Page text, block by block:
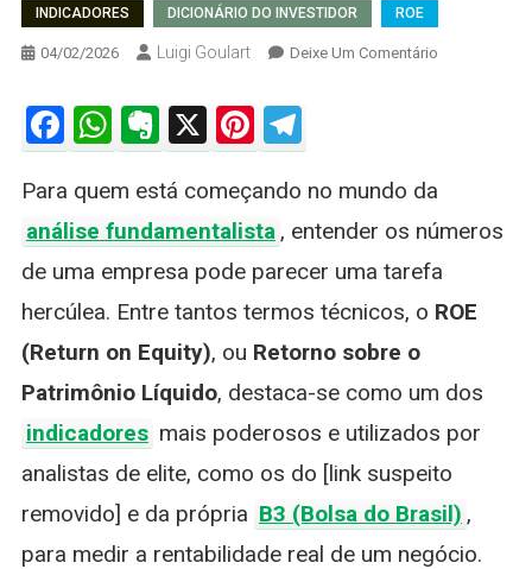
INDICADORES DICIONÁRIO DO INVESTIDOR ROE
04/02/2026 Luigi Goulart Deixe Um ComentárioOn
(Return
Equity)?
Entenda
Indicador
Revela
Eficiência
Das
Facebook
WhatsApp
Evernote
X Pinterest
Telegram
Para quem está começando no mundo da
análise fundamentalista , entender os números
de uma empresa pode parecer uma tarefa
hercúlea. Entre tantos termos técnicos, o ROE
(Return on Equity), ou Retorno sobre o
Patrimônio Líquido, destaca-se como um dos
indicadores mais poderosos e utilizados por
analistas de elite, como os do [link suspeito
removido] e da própria B3 (Bolsa do Brasil) ,
para medir a rentabilidade real de um negócio.